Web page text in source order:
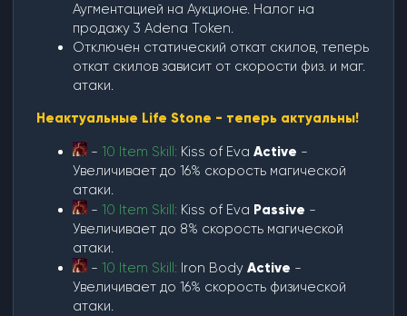
Аугментацией на Аукционе. Налог на
продажу 3 Adena Token.
Отключен статический откат скилов, теперь
откат скилов зависит от скорости физ. и маг.
атаки.
Неактуальные Life Stone - теперь актуальны!
-10 Item Skill: Kiss of EvaActive -
Увеличивает до 16% скорость магической
атаки.
-10 Item Skill: Kiss of Eva Passive -
Увеличивает до 8% скорость магической
атаки.
-10 Item Skill: Iron BodyActive -
Увеличивает до 16% скорость физической
атаки.